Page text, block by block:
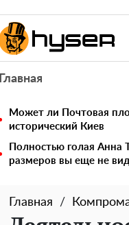
Главная
Может ли Почтовая
исторический Киев
Полностью голая Анна
размеров вы еще не
Главная